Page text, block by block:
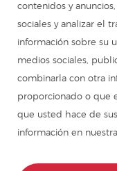
Campamentos de
Cursos de español
Recursos para
Partners
contenidos y
sociales y analizar el
información sobre su
medios sociales,
combinarla con otra
proporcionado o que
que usted hace de
información en nuestra